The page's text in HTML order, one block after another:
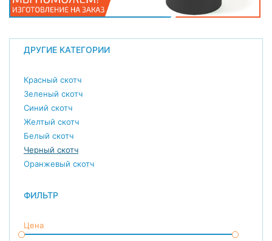
ДРУГИЕ КАТЕГОРИИ
Красный скотч
Зеленый скотч
Синий скотч
Желтый скотч
Белый скотч
Черный скотч
Оранжевый скотч
ФИЛЬТР
Цена